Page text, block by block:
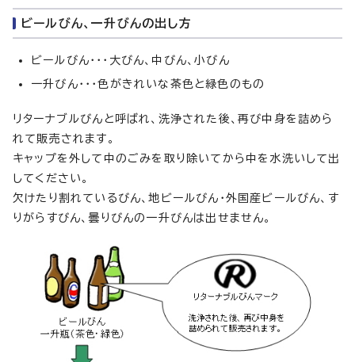
ビールびん、一升びんの出し方
ビールびん・・・大びん、中びん、小びん
一升びん・・・色がきれいな茶色と緑色のもの
リターナブルびんと呼ばれ、洗浄された後、再び中身を詰めら
れて販売されます。
キャップを外して中のごみを取り除いてから中を水洗いして出
してください。
欠けたり割れているびん、地ビールびん・外国産ビールびん、す
りがらすびん、曇りびんの一升びんは出せません。